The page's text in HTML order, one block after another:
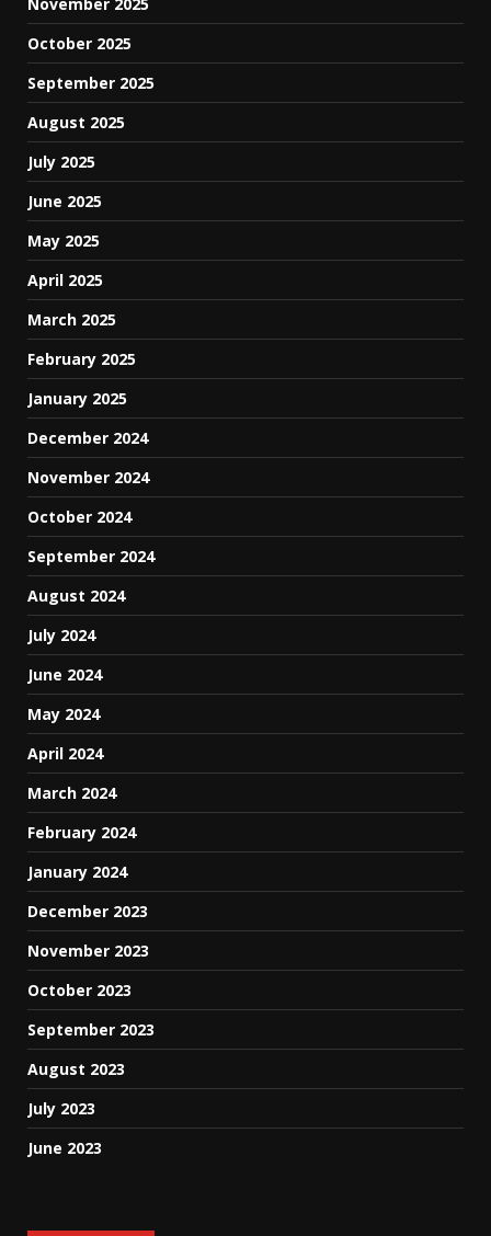
October 2025
September 2025
August 2025
July 2025
June 2025
May 2025
April 2025
March 2025
February 2025
January 2025
December 2024
November 2024
October 2024
September 2024
August 2024
July 2024
June 2024
May 2024
April 2024
March 2024
February 2024
January 2024
December 2023
November 2023
October 2023
September 2023
August 2023
July 2023
June 2023